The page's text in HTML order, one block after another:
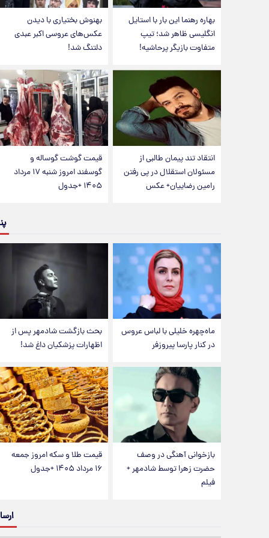
بهاره رهنما این بار با استایل
انگلیسی ظاهر شد؛ تیپ
متفاوت بازیگر پرحاشیه!
بهنوش بختیاری با دیدن
عکس‌های عروسی اکبر عبدی
دلتنگ شد!
انتقاد تند پیمان طالبی از
مسئولان استقلال در پی رفتن
رامین رضاییان+ عکس
قیمت گوشت گوساله و
گوسفند امروز شنبه ۱۷ مرداد
۱۴۰۵ +جدول
ماه‌چهره خلیلی با لباس عروس
در کنار پارسا پیروزفر
بحث بازگشت شادمهر پس از
اظهارات پزشکیان داغ شد!
بازخوانی آهنگی در وصف
حضرت زهرا توسط شادمهر +
فیلم
قیمت طلا و سکه امروز جمعه
۱۶ مرداد ۱۴۰۵ +جدول